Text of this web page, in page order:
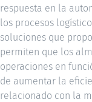
respuesta en la
los procesos
soluciones que
permiten que los
operaciones en
de aumentar la
relacionado con la